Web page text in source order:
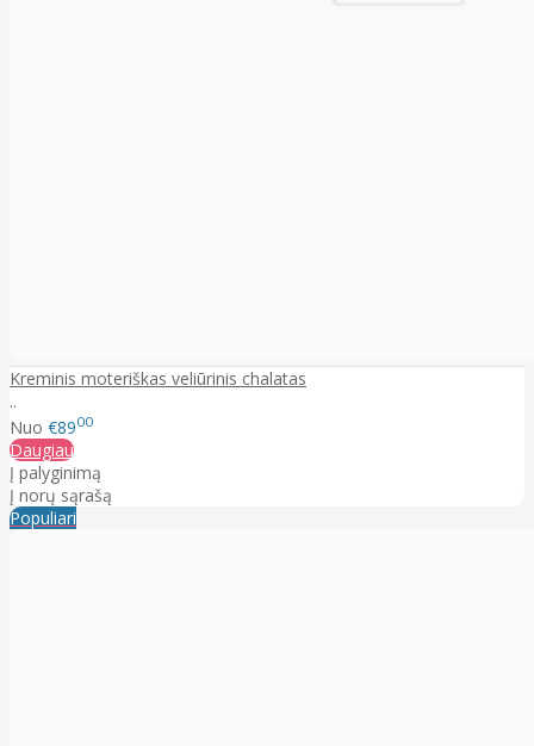
Kreminis moteriškas veliūrinis chalatas
..
Nuo €8900
Daugiau
Į palyginimą
Į norų sąrašą
Populiari